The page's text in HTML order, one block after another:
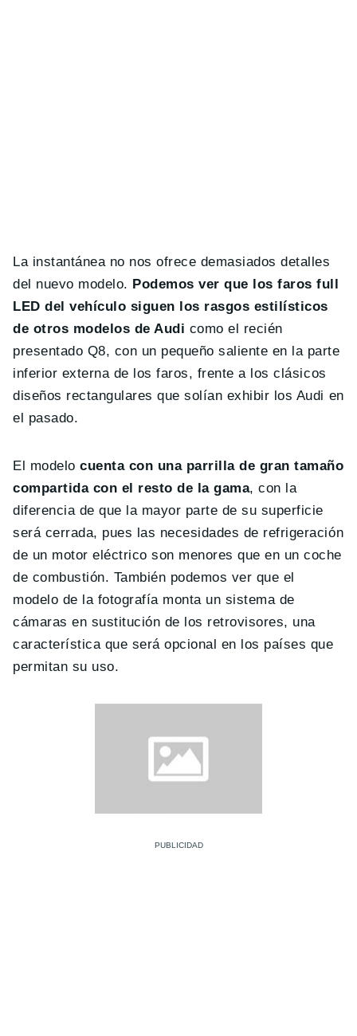
La instantánea no nos ofrece demasiados detalles
del nuevo modelo. Podemos ver que los faros full
LED del vehículo siguen los rasgos estilísticos
de otros modelos de Audi como el recién
presentado Q8, con un pequeño saliente en la parte
inferior externa de los faros, frente a los clásicos
diseños rectangulares que solían exhibir los Audi en
el pasado.
El modelo cuenta con una parrilla de gran tamaño
compartida con el resto de la gama, con la
diferencia de que la mayor parte de su superficie
será cerrada, pues las necesidades de refrigeración
de un motor eléctrico son menores que en un coche
de combustión. También podemos ver que el
modelo de la fotografía monta un sistema de
cámaras en sustitución de los retrovisores, una
característica que será opcional en los países que
permitan su uso.